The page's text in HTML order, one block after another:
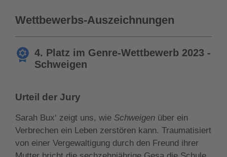
Wettbewerbs-Auszeichnungen
4. Platz im Genre-Wettbewerb 2023 -
Schweigen
Urteil der Jury
Sarah Bux‘ zeigt uns, wie Schweigen über ein
Verbrechen ein Leben zerstören kann. Traumatisiert
von einer Vergewaltigung durch den Freund ihrer